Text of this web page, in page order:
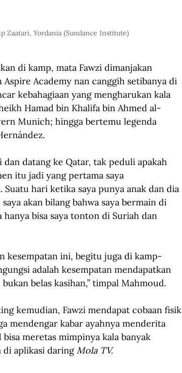
Zaatari, Yordania (Sundance Institute)
di kamp, mata Fawzi dimanjakan
Academy nan canggih setibanya di
kebahagiaan yang mengharukan kala
Hamad bin Khalifa bin Ahmed al-
Munich; hingga bertemu legenda
datang ke Qatar, tak peduli apakah
itu jadi yang pertama saya
hari ketika saya punya anak dan dia
akan bilang bahwa saya bermain di
bisa saya tonton di Suriah dan
kesempatan ini, begitu juga di kamp-
adalah kesempatan mendapatkan
belas kasihan,” timpal Mahmoud.
kemudian, Fawzi mendapat cobaan fisik
mendengar kabar ayahnya menderita
bisa meretas mimpinya kala banyak
di aplikasi daring Mola TV.